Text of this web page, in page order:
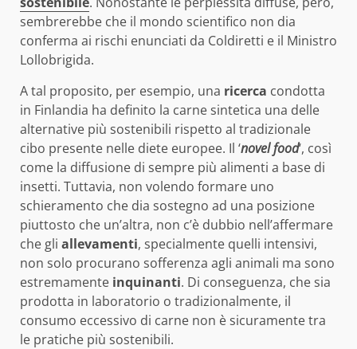
sembrerebbe che il mondo scientifico non dia
conferma ai rischi enunciati da Coldiretti e il Ministro
Lollobrigida.
A tal proposito, per esempio, una ricerca condotta
in Finlandia ha definito la carne sintetica una delle
alternative più sostenibili rispetto al tradizionale
cibo presente nelle diete europee. Il ‘novel food‘, così
come la diffusione di sempre più alimenti a base di
insetti. Tuttavia, non volendo formare uno
schieramento che dia sostegno ad una posizione
piuttosto che un’altra, non c’è dubbio nell’affermare
che gli allevamenti, specialmente quelli intensivi,
non solo procurano sofferenza agli animali ma sono
estremamente inquinanti. Di conseguenza, che sia
prodotta in laboratorio o tradizionalmente, il
consumo eccessivo di carne non è sicuramente tra
le pratiche più sostenibili.